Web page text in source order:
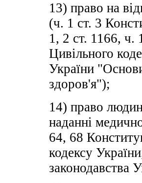
13) право на
(ч. 1 ст. 3
1, 2 ст. 1166, ч.
Цивільного
України
здоров'я");
14) право
наданні
64, 68
кодексу
законодавства